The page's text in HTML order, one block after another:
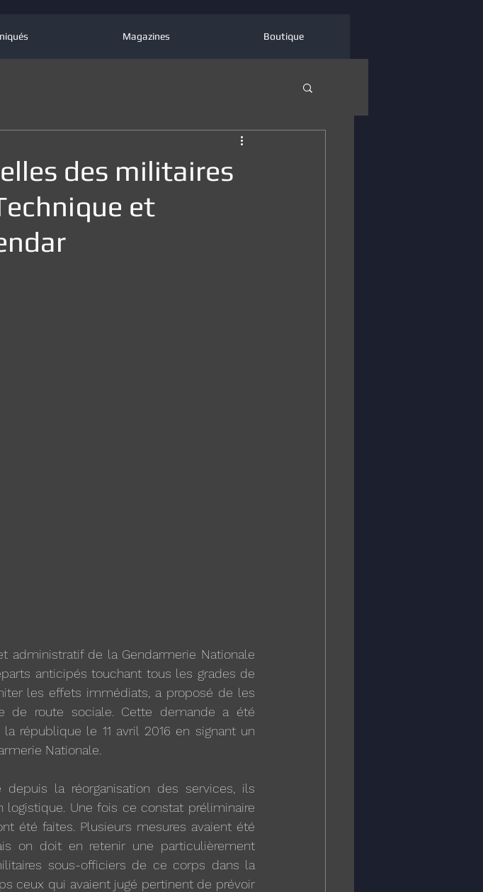
Magazines Boutique
des militaires
et
administratif de la Gendarmerie Nationale
anticipés touchant tous les grades de
les effets immédiats, a proposé de les
de route sociale. Cette demande a été
république le 11 avril 2016 en signant un
Nationale.
la réorganisation des services, ils
Une fois ce constat préliminaire
été faites. Plusieurs mesures avaient été
on doit en retenir une particulièrement
sous-officiers de ce corps dans la
ceux qui avaient jugé pertinent de prévoir